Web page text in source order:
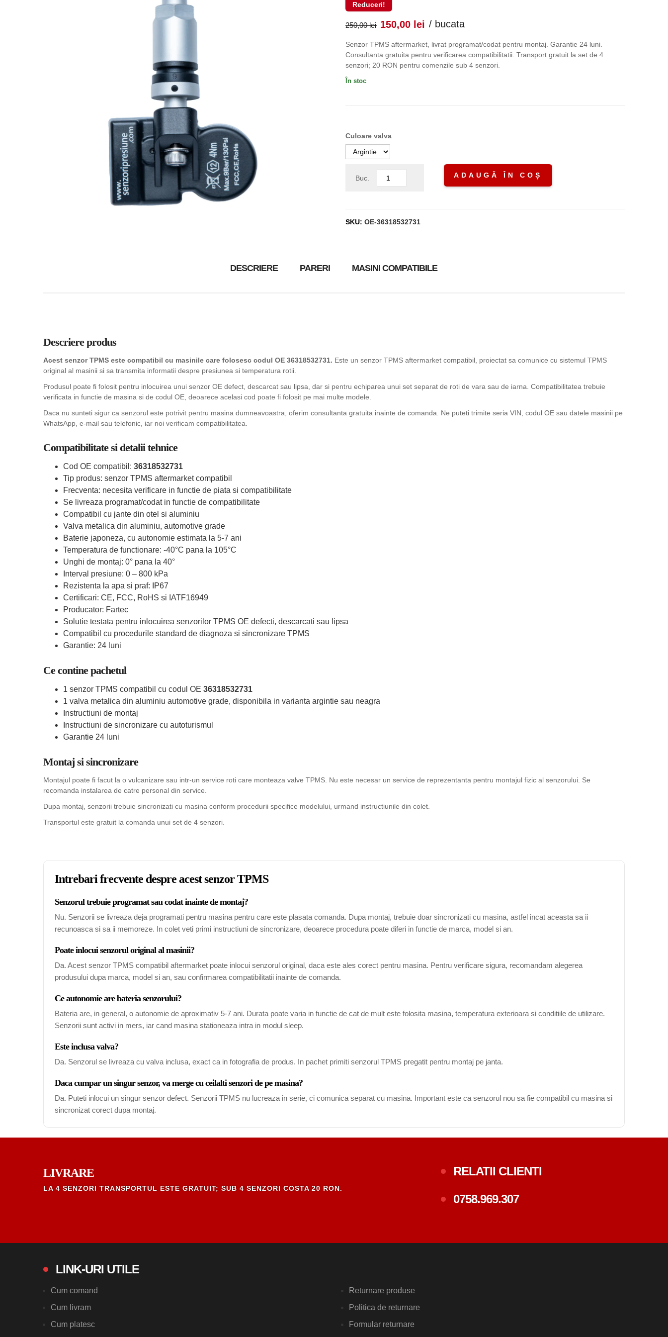
Reduceri!
250,00lei Prețul
inițial
a
150,00 lei Prețul
curent
este:
/ bucata
Senzor TPMS aftermarket, livrat programat/codat pentru montaj. Garantie 24 luni.
Consultanta gratuita pentru verificarea compatibilitatii. Transport gratuit la set de 4
senzori; 20 RON pentru comenzile sub 4 senzori.
În stoc
Culoare valva
Buc. ADAUGĂ ÎN COȘ
SKU:OE-36318532731
DESCRIERE PARERI MASINI COMPATIBILE
Descriere produs
Acest senzor TPMS este compatibil cu masinile care folosesc codul OE 36318532731. Este un senzor TPMS aftermarket compatibil, proiectat sa comunice cu sistemul TPMS
original al masinii si sa transmita informatii despre presiunea si temperatura rotii.
Produsul poate fi folosit pentru inlocuirea unui senzor OE defect, descarcat sau lipsa, dar si pentru echiparea unui set separat de roti de vara sau de iarna. Compatibilitatea trebuie
verificata in functie de masina si de codul OE, deoarece acelasi cod poate fi folosit pe mai multe modele.
Daca nu sunteti sigur ca senzorul este potrivit pentru masina dumneavoastra, oferim consultanta gratuita inainte de comanda. Ne puteti trimite seria VIN, codul OE sau datele masinii pe
WhatsApp, e-mail sau telefonic, iar noi verificam compatibilitatea.
Compatibilitate si detalii tehnice
Cod OE compatibil: 36318532731
Tip produs: senzor TPMS aftermarket compatibil
Frecventa: necesita verificare in functie de piata si compatibilitate
Se livreaza programat/codat in functie de compatibilitate
Compatibil cu jante din otel si aluminiu
Valva metalica din aluminiu, automotive grade
Baterie japoneza, cu autonomie estimata la 5-7 ani
Temperatura de functionare: -40°C pana la 105°C
Unghi de montaj: 0° pana la 40°
Interval presiune: 0 – 800 kPa
Rezistenta la apa si praf: IP67
Certificari: CE, FCC, RoHS si IATF16949
Producator: Fartec
Solutie testata pentru inlocuirea senzorilor TPMS OE defecti, descarcati sau lipsa
Compatibil cu procedurile standard de diagnoza si sincronizare TPMS
Garantie: 24 luni
Ce contine pachetul
1 senzor TPMS compatibil cu codul OE 36318532731
1 valva metalica din aluminiu automotive grade, disponibila in varianta argintie sau neagra
Instructiuni de montaj
Instructiuni de sincronizare cu autoturismul
Garantie 24 luni
Montaj si sincronizare
Montajul poate fi facut la o vulcanizare sau intr-un service roti care monteaza valve TPMS. Nu este necesar un service de reprezentanta pentru montajul fizic al senzorului. Se
recomanda instalarea de catre personal din service.
Dupa montaj, senzorii trebuie sincronizati cu masina conform procedurii specifice modelului, urmand instructiunile din colet.
Transportul este gratuit la comanda unui set de 4 senzori.
Intrebari frecvente despre acest senzor TPMS
Senzorul trebuie programat sau codat inainte de montaj?
Nu. Senzorii se livreaza deja programati pentru masina pentru care este plasata comanda. Dupa montaj, trebuie doar sincronizati cu masina, astfel incat aceasta sa ii
recunoasca si sa ii memoreze. In colet veti primi instructiuni de sincronizare, deoarece procedura poate diferi in functie de marca, model si an.
Poate inlocui senzorul original al masinii?
Da. Acest senzor TPMS compatibil aftermarket poate inlocui senzorul original, daca este ales corect pentru masina. Pentru verificare sigura, recomandam alegerea
produsului dupa marca, model si an, sau confirmarea compatibilitatii inainte de comanda.
Ce autonomie are bateria senzorului?
Bateria are, in general, o autonomie de aproximativ 5-7 ani. Durata poate varia in functie de cat de mult este folosita masina, temperatura exterioara si conditiile de utilizare.
Senzorii sunt activi in mers, iar cand masina stationeaza intra in modul sleep.
Este inclusa valva?
Da. Senzorul se livreaza cu valva inclusa, exact ca in fotografia de produs. In pachet primiti senzorul TPMS pregatit pentru montaj pe janta.
Daca cumpar un singur senzor, va merge cu ceilalti senzori de pe masina?
Da. Puteti inlocui un singur senzor defect. Senzorii TPMS nu lucreaza in serie, ci comunica separat cu masina. Important este ca senzorul nou sa fie compatibil cu masina si
sincronizat corect dupa montaj.
LIVRARE
LA 4 SENZORI TRANSPORTUL ESTE GRATUIT; SUB 4 SENZORI COSTA 20 RON.
RELATII CLIENTI
0758.969.307
LINK-URI UTILE
Cum comand
Cum livram
Cum platesc
Returnare produse
Politica de returnare
Formular returnare